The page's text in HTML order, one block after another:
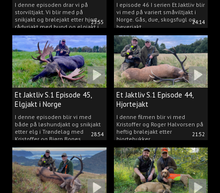
23:55
I denne episoden drar vi på
storviltjakt. Vi blir med på
snikjakt og brølejakt etter hjort,
rådyrjakt med hund og elgjakt i
Trøndelag.
24:14
I episode 46 I serien Et Jaktliv blir
vi med på variert småviltjakt i
Norge. Gås, due, skogsfugl og
beverjakt.
28:54
Et Jaktliv S.1 Episode 45,
Elgjakt i Norge
I denne episoden blir vi med
både på løshundjakt og snikjakt
etter elg i Trøndelag med
Kristoffer og Bjørn Bones
21:52
Et Jaktliv S.1 Episode 44,
Hjortejakt
I denne filmen blir vi med
Kristoffer og Roger Halvorsen på
heftig brølejakt etter
hjortebukker.